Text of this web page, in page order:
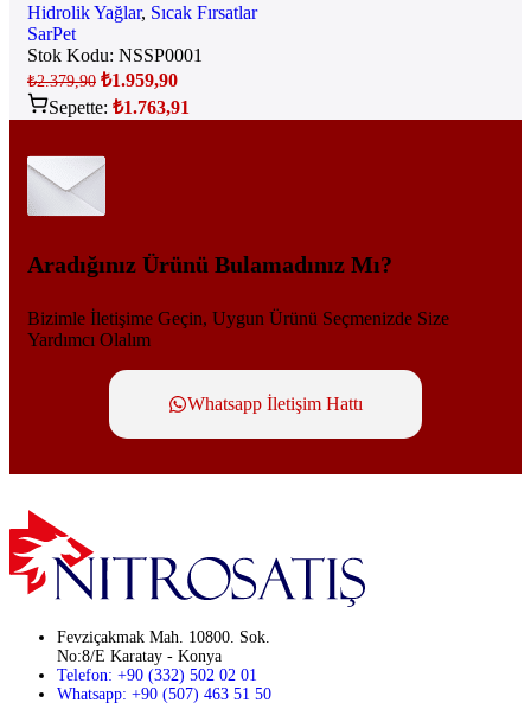
Hidrolik Yağlar, Sıcak Fırsatlar
SarPet
Stok Kodu: NSSP0001
₺2.379,90 ₺1.959,90
Sepette: ₺1.763,91
Aradığınız Ürünü Bulamadınız Mı?
Bizimle İletişime Geçin, Uygun Ürünü Seçmenizde Size
Yardımcı Olalım
Whatsapp İletişim Hattı
Fevziçakmak Mah. 10800. Sok.
No:8/E Karatay - Konya
Telefon: +90 (332) 502 02 01
Whatsapp: +90 (507) 463 51 50